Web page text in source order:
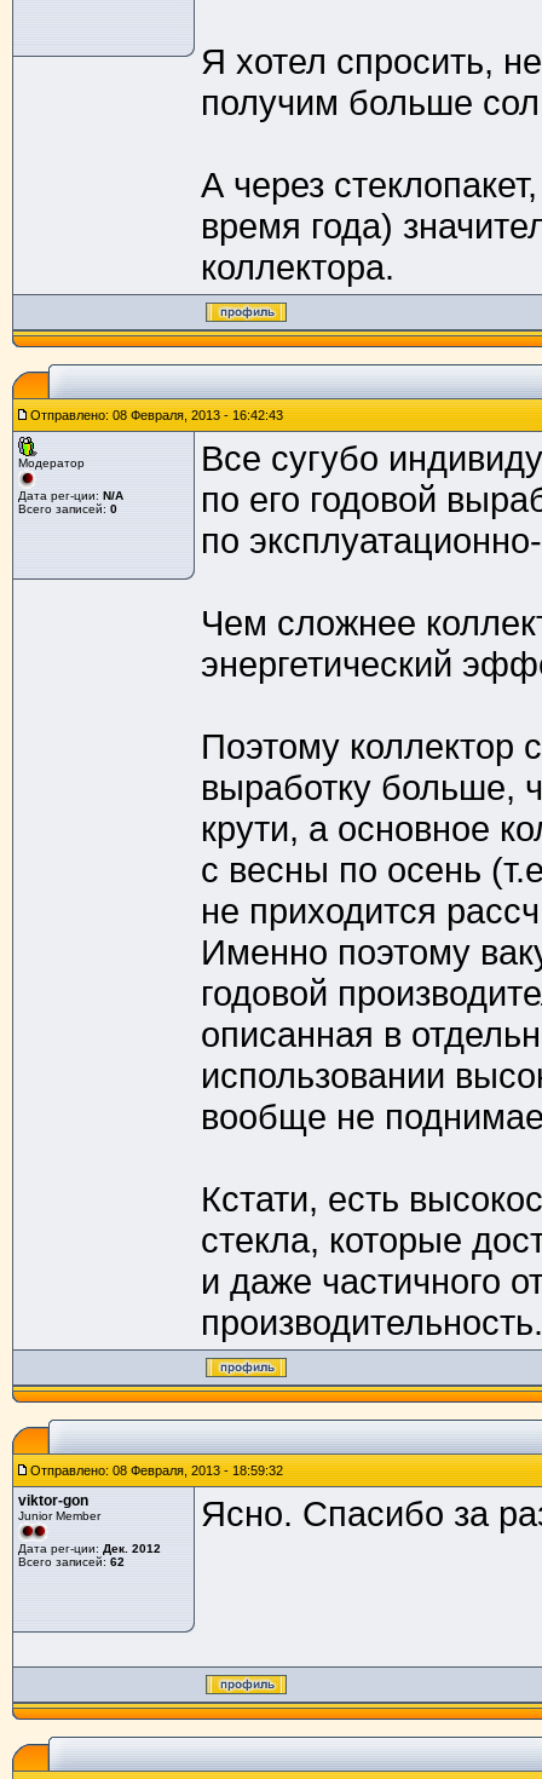
Я хотел спросить,
получим больше
А через
время года)
коллектора.
Отправлено: 08 Февраля, 2013 - 16:42:43
Модератор
Дата рег-ции: N/A
Всего записей: 0
Все сугубо
по его годовой
по
Чем сложнее
энергетический
Поэтому коллектор
выработку больше,
крути, а основное
с весны по осень
не приходится
Именно поэтому
годовой
описанная в
использовании
вообще не
Кстати, есть
стекла, которые
и даже частичного
Отправлено: 08 Февраля, 2013 - 18:59:32
viktor-gon
Junior Member
Дата рег-ции: Дек. 2012
Всего записей: 62
Ясно. Спасибо за